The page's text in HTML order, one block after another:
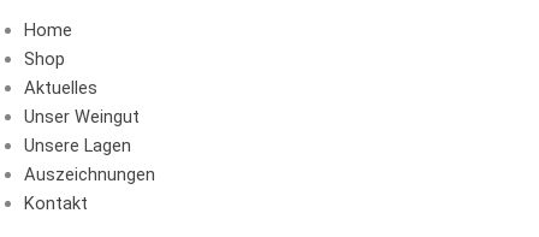
Home
Shop
Aktuelles
Unser Weingut
Unsere Lagen
Auszeichnungen
Kontakt